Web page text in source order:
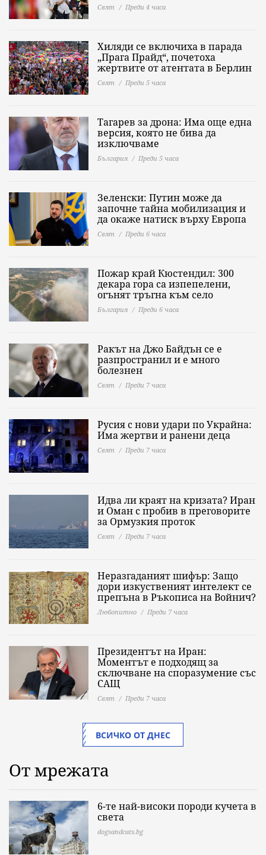
Свят Преди 4 часа
Хиляди се включиха в парада
„Прага Прайд“, почетоха
жертвите от атентата в Берлин
Свят Преди 5 часа
Тагарев за дрона: Има още една
версия, която не бива да
изключваме
България Преди 5 часа
Зеленски: Путин може да
започне тайна мобилизация и
да окаже натиск върху Европа
Свят Преди 6 часа
Пожар край Кюстендил: 300
декара гора са изпепелени,
огънят тръгна към село
България Преди 6 часа
Ракът на Джо Байдън се е
разпространил и е много
болезнен
Свят Преди 7 часа
Русия с нови удари по Украйна:
Има жертви и ранени деца
Свят Преди 7 часа
Идва ли краят на кризата? Иран
и Оман с пробив в преговорите
за Ормузкия проток
Свят Преди 7 часа
Неразгаданият шифър: Защо
дори изкуственият интелект се
препъна в Ръкописа на Войнич?
Любопитно Преди 7 часа
Президентът на Иран:
Моментът е подходящ за
сключване на споразумение със
САЩ
Свят Преди 7 часа
ВСИЧКО ОТ ДНЕС
От мрежата
6-те най-високи породи кучета в
света
dogsandcats.bg